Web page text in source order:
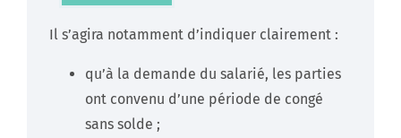
Il s’agira notamment d’indiquer clairement :
qu’à la demande du salarié, les parties
ont convenu d’une période de congé
sans solde ;